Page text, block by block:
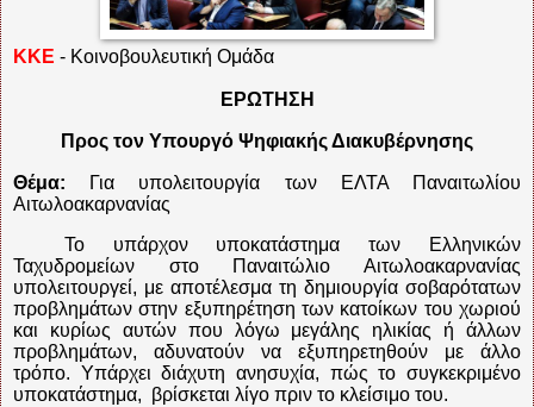
ΚΚΕ - Κοινοβουλευτική Ομάδα
ΕΡΩΤΗΣΗ
Προς τον Υπουργό Ψηφιακής Διακυβέρνησης
Θέμα:
Για υπολειτουργία των ΕΛΤΑ Παναιτωλίου
Αιτωλοακαρνανίας
Το υπάρχον υποκατάστημα των Ελληνικών
Ταχυδρομείων στο Παναιτώλιο Αιτωλοακαρνανίας
υπολειτουργεί, με αποτέλεσμα τη δημιουργία σοβαρότατων
προβλημάτων στην εξυπηρέτηση των κατοίκων του χωριού
και κυρίως αυτών που λόγω μεγάλης ηλικίας ή άλλων
προβλημάτων, αδυνατούν να εξυπηρετηθούν με άλλο
τρόπο. Υπάρχει διάχυτη ανησυχία, πώς το συγκεκριμένο
υποκατάστημα, βρίσκεται λίγο πριν το κλείσιμο του.